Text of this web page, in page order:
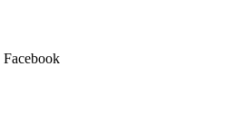
Facebook